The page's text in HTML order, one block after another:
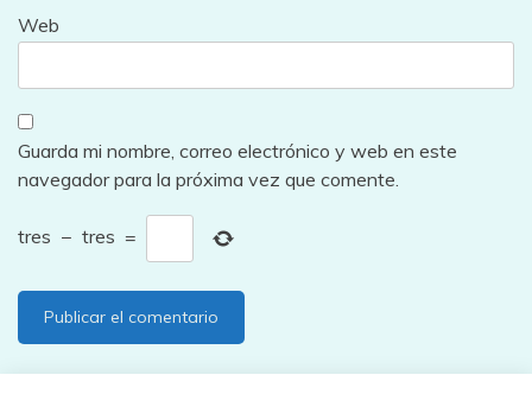
Web
Guarda mi nombre, correo electrónico y web en este
navegador para la próxima vez que comente.
tres − tres =